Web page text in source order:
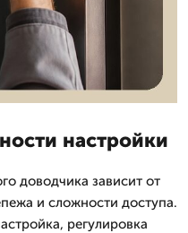
настройки
доводчика зависит от
и сложности доступа.
регулировка